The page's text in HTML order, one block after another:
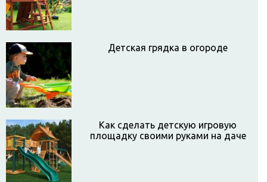
Детская грядка в огороде
Как сделать детскую игровую
площадку своими руками на даче